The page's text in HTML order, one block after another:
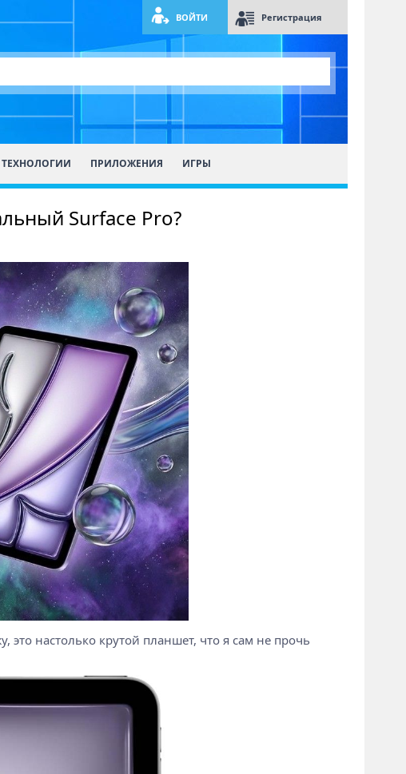
ВОЙТИ Регистрация
ТЕХНОЛОГИИ ПРИЛОЖЕНИЯ ИГРЫ
Surface Pro?
это настолько крутой планшет, что я сам не прочь